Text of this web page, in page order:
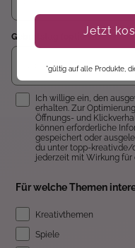
Geburtstag (optional)
Einwilligung
Ich willige ein, den
erhalten. Zur
Öffnungs- und
können erforderliche
gespeichert oder
du unter topp-
jederzeit mit Wirkung
Für welche Themen
Kreativthemen
Spiele
Jetzt
*gültig auf alle Produkte,